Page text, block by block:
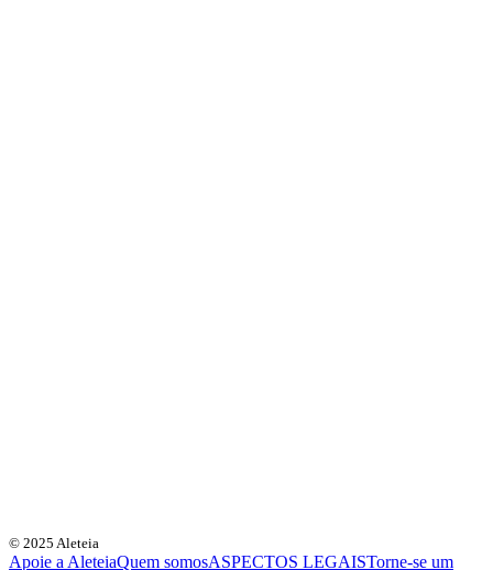
© 2025 Aleteia
Apoie a AleteiaQuem somosASPECTOS LEGAISTorne-se um